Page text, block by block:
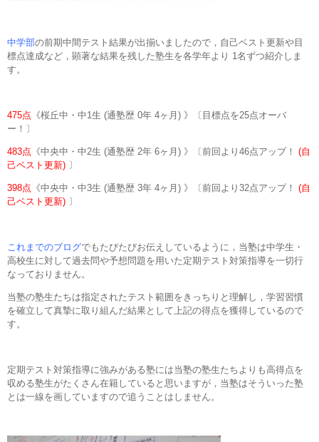
中学部の前期中間テスト結果が出揃いましたので，自己ベスト更新や目
標点達成など，顕著な結果を残した塾生を各学年より 1名ずつ紹介しま
す。
475点 《桜丘中・中1生 (通塾歴 0年 4ヶ月) 》〔目標点を25点オーバ
ー！〕
483点 《中央中・中2生 (通塾歴 2年 6ヶ月) 》〔前回より46点アップ！ (自
己ベスト更新) 〕
398点 《中央中・中3生 (通塾歴 3年 4ヶ月) 》〔前回より32点アップ！ (自
己ベスト更新) 〕
これまでのブログでもたびたびお伝えしているように，当塾は中学生・
高校生に対して過去問や予想問題を用いた定期テスト対策指導を一切行
なっておりません。
当塾の塾生たちは指定されたテスト範囲をきっちりと理解し，学習習慣
を確立して真摯に取り組んだ結果として上記の得点を獲得しているので
す。
定期テスト対策指導に強みがある塾には当塾の塾生たちよりも高得点を
収める塾生がたくさん在籍していると思いますが，当塾はそういった塾
とは一線を画していますので追うことはしません。